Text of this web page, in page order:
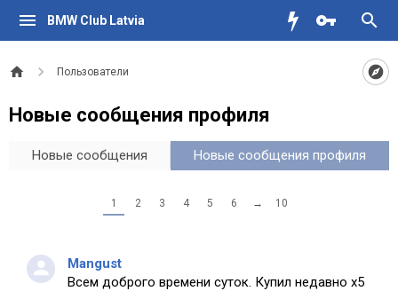
BMW Club Latvia
Пользователи
Новые сообщения профиля
Новые сообщения Новые сообщения профиля
1 2 3 4 5 6 → 10
Mangust
Всем доброго времени суток. Купил недавно х5